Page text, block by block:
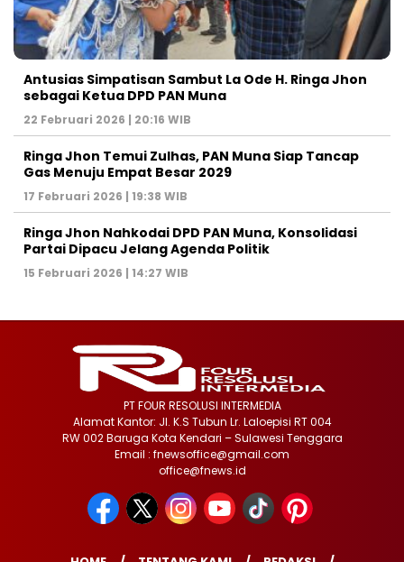
Antusias Simpatisan Sambut La Ode H. Ringa Jhon
sebagai Ketua DPD PAN Muna
22 Februari 2026 | 20:16 WIB
Ringa Jhon Temui Zulhas, PAN Muna Siap Tancap
Gas Menuju Empat Besar 2029
17 Februari 2026 | 19:38 WIB
Ringa Jhon Nahkodai DPD PAN Muna, Konsolidasi
Partai Dipacu Jelang Agenda Politik
15 Februari 2026 | 14:27 WIB
PT FOUR RESOLUSI INTERMEDIA
Alamat Kantor: Jl. K.S Tubun Lr. Laloepisi RT 004
RW 002 Baruga Kota Kendari – Sulawesi Tenggara
Email : fnewsoffice@gmail.com
office@fnews.id